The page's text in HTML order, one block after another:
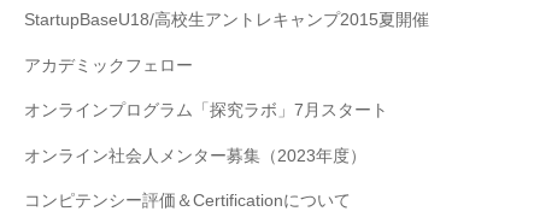
StartupBaseU18/高校生アントレキャンプ2015夏開催
アカデミックフェロー
オンラインプログラム「探究ラボ」7月スタート
オンライン社会人メンター募集（2023年度）
コンピテンシー評価＆Certificationについて